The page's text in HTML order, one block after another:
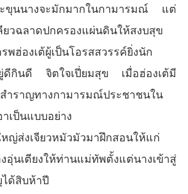
ะขุนนางจะมักมากในกามารมณ์ แต่
ยวฉลาดปกครองแผ่นดินให้สงบสุข
พฮ่องเต้ผู้เป็นโอรสสวรรค์ยิ่งนัก
ดีกินดี จิตใจเปี่ยมสุข เมื่อฮ่องเต้มี
ำราญทางกามารมณ์ประชาชนใน
เป็นแบบอย่าง
ญ่ส่งเจียวหมัวมัวมาฝึกสอนให้แก่
อุ่นเตียงให้ท่านแม่ทัพตั้งแต่นางเข้าสู่
ได้สิบห้าปี